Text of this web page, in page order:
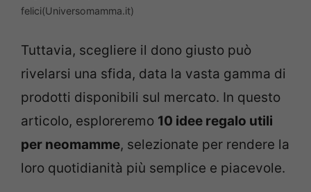
felici(Universomamma.it)
Tuttavia, scegliere il dono giusto può
rivelarsi una sfida, data la vasta gamma di
prodotti disponibili sul mercato. In questo
articolo, esploreremo 10 idee regalo utili
per neomamme, selezionate per rendere la
loro quotidianità più semplice e piacevole.